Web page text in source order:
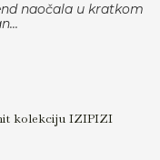
naočala u kratkom
kolekciju IZIPIZI